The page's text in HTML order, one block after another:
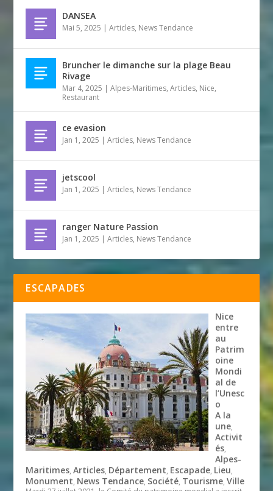
DANSEA
Mai 5, 2025 |Articles, News Tendance
Bruncher le dimanche sur la plage Beau
Rivage
Mar 4, 2025 |Alpes-Maritimes,Articles, Nice,
Restaurant
ce evasion
Jan 1, 2025 |Articles, News Tendance
jetscool
Jan 1, 2025 |Articles, News Tendance
ranger Nature Passion
Jan 1, 2025 |Articles, News Tendance
ESCAPADES
Nice
entre
au
Patrim
oine
Mondi
al de
l’Unesc
o
A la
une,
Activit
és,
Alpes-
Maritimes,Articles, Département, Escapade, Lieu,
Monument, News Tendance, Société, Tourisme,Ville